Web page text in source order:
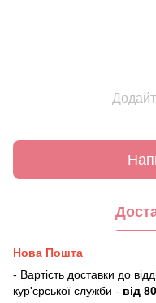
Нова Пошта
- Вартість доставки до
кур'єрської служби - від